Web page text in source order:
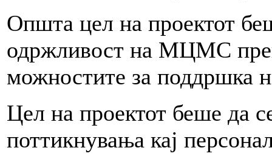
Општа цел на проектот
одржливост на МЦМС
можностите за поддршка
Цел на проектот беше да
поттикнувања кај